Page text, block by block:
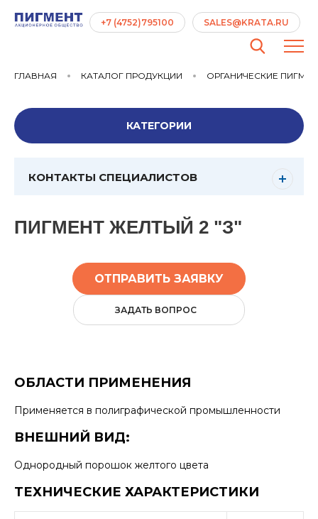
+7 (4752)795100 SALES@KRATA.RU
ГЛАВНАЯ КАТАЛОГ ПРОДУКЦИИ ОРГАНИЧЕСКИЕ
КАТЕГОРИИ
КОНТАКТЫ СПЕЦИАЛИСТОВ
ПИГМЕНТ ЖЕЛТЫЙ 2 "З"
ОТПРАВИТЬ ЗАЯВКУ
ЗАДАТЬ ВОПРОС
ОБЛАСТИ ПРИМЕНЕНИЯ
Применяется в полиграфической промышленности
ВНЕШНИЙ ВИД:
Однородный порошок желтого цвета
ТЕХНИЧЕСКИЕ ХАРАКТЕРИСТИКИ